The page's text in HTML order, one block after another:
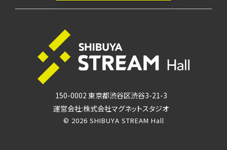
150-0002 東京都渋谷区渋谷3-21-3
運営会社:株式会社マグネットスタジオ
© 2026 SHIBUYA STREAM Hall